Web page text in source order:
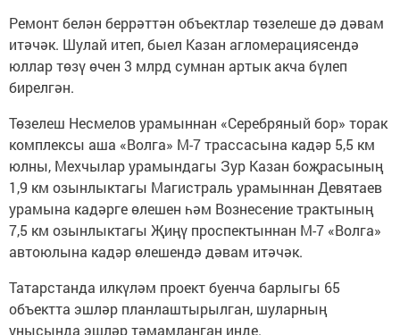
Ремонт белән беррәттән объектлар төзелеше дә дәвам
итәчәк. Шулай итеп, быел Казан агломерациясендә
юллар төзү өчен 3 млрд сумнан артык акча бүлеп
бирелгән.
Төзелеш Несмелов урамыннан «Серебряный бор» торак
комплексы аша «Волга» М-7 трассасына кадәр 5,5 км
юлны, Мехчылар урамындагы Зур Казан боҗрасының
1,9 км озынлыктагы Магистраль урамыннан Девятаев
урамына кадәрге өлешен һәм Вознесение трактының
7,5 км озынлыктагы Җиңү проспектыннан М-7 «Волга»
автоюлына кадәр өлешендә дәвам итәчәк.
Татарстанда илкүләм проект буенча барлыгы 65
объектта эшләр планлаштырылган, шуларның
унысында эшләр тәмамланган инде.